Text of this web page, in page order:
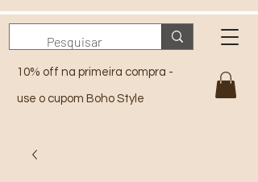
10% off na primeira compra -
use o cupom Boho Style